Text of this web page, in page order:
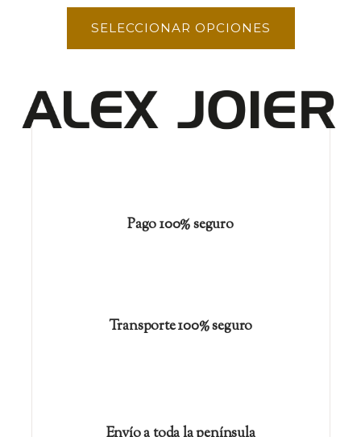
SELECCIONAR OPCIONES
Pago 100% seguro
Transporte 100% seguro